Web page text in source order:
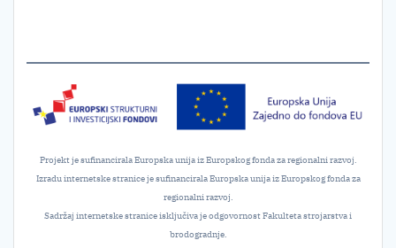
Projekt je sufinancirala Europska unija iz Europskog fonda za regionalni razvoj.
Izradu internetske stranice je sufinancirala Europska unija iz Europskog fonda za
regionalni razvoj.
Sadržaj internetske stranice isključiva je odgovornost Fakulteta strojarstva i
brodogradnje.